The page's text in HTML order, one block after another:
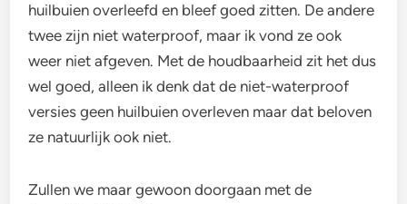
huilbuien overleefd en bleef goed zitten. De andere
twee zijn niet waterproof, maar ik vond ze ook
weer niet afgeven. Met de houdbaarheid zit het dus
wel goed, alleen ik denk dat de niet-waterproof
versies geen huilbuien overleven maar dat beloven
ze natuurlijk ook niet.
Zullen we maar gewoon doorgaan met de